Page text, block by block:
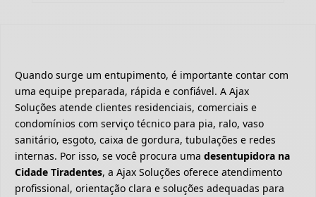
Quando surge um entupimento, é importante contar com
uma equipe preparada, rápida e confiável. A Ajax
Soluções atende clientes residenciais, comerciais e
condomínios com serviço técnico para pia, ralo, vaso
sanitário, esgoto, caixa de gordura, tubulações e redes
internas. Por isso, se você procura uma desentupidora na
Cidade Tiradentes, a Ajax Soluções oferece atendimento
profissional, orientação clara e soluções adequadas para